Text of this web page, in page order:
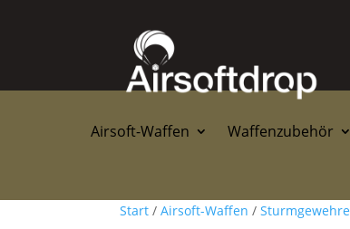
Airsoft-Waffen Waffenzubehör
Start / Airsoft-Waffen / Sturmgewehre